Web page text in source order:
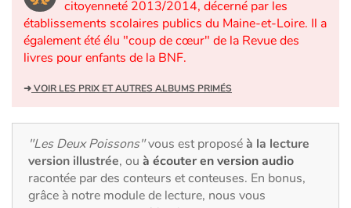
À l'école
Fêtes et évènements
Amour et amitié
Sujets de société
Émotions et sentiments
citoyenneté 2013/2014, décerné par les
établissements scolaires publics du Maine-et-Loire. Il a
également été élu "coup de cœur" de la Revue des
livres pour enfants de la BNF.
➜VOIR LES PRIX ET AUTRES ALBUMS PRIMÉS
"Les Deux Poissons"vous est proposéà la lecture
version illustrée, ou à écouter en version audio
racontée par des conteurs et conteuses. En bonus,
grâce à notre module de lecture, nous vous